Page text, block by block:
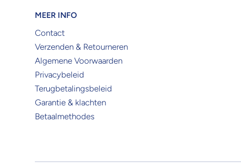
MEER INFO
Contact
Verzenden & Retourneren
Algemene Voorwaarden
Privacybeleid
Terugbetalingsbeleid
Garantie & klachten
Betaalmethodes